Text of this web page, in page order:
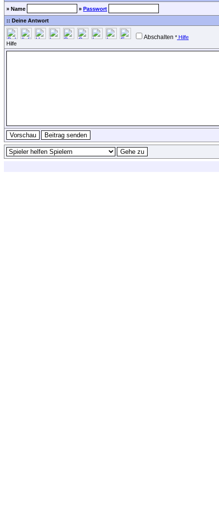
» Name » Passwort
:: Deine Antwort
Abschalten * Hilfe
Hilfe